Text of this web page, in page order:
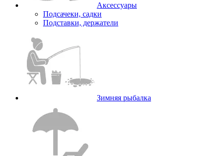
Аксессуары
Подсачеки, садки
Подставки, держатели
Зимняя рыбалка